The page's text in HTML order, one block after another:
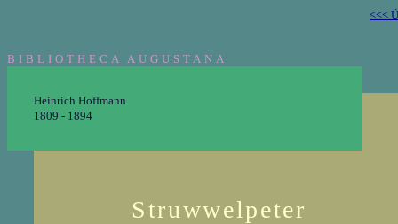
<<<
BIBLIOTHECA AUGUSTANA
Heinrich Hoffmann
1809 - 1894
Struwwelpeter